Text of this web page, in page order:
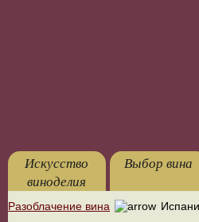
Искусство
виноделия
Выбор вина
Разоблачение вина